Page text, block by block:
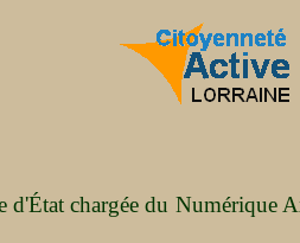
chargée du Numérique